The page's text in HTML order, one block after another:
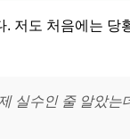
저도 처음에는 당
실수인 줄 알았는